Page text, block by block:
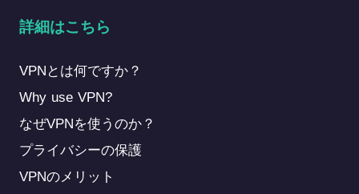
詳細はこちら
VPNとは何ですか？
Why use VPN?
なぜVPNを使うのか？
プライバシーの保護
VPNのメリット